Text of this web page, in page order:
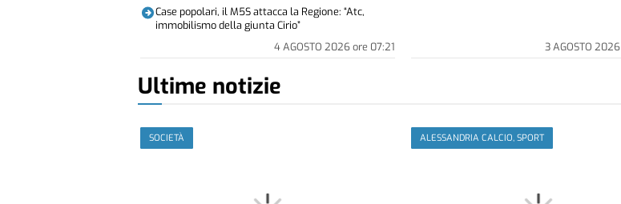
4 AGOSTO 2026ore 07:21
Case popolari, il M5S attacca la Regione: “Atc,
immobilismo della giunta Cirio”
3 AGOSTO 2026
Ultime notizie
SOCIETÀ ALESSANDRIA CALCIO, SPORT